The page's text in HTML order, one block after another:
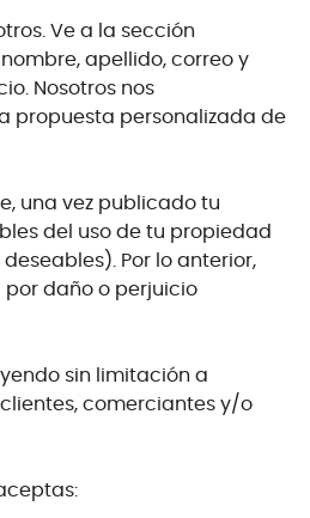
Ve a la sección
apellido, correo y
Nosotros nos
propuesta personalizada de
una vez publicado tu
del uso de tu propiedad
Por lo anterior,
daño o perjuicio
sin limitación a
comerciantes y/o